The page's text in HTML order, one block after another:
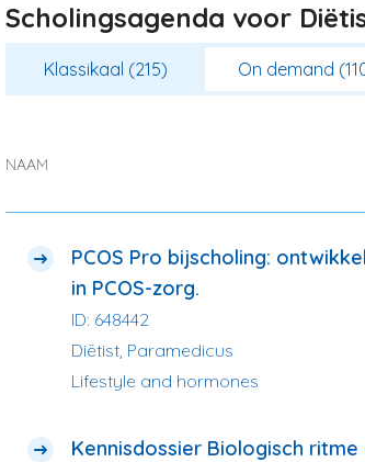
Scholingsagenda voor
Klassikaal (215) On demand
NAAM
PCOS Pro bijscholing:
in PCOS-zorg.
ID: 648442
Diëtist, Paramedicus
Lifestyle and hormones
Kennisdossier Biologisch ritme